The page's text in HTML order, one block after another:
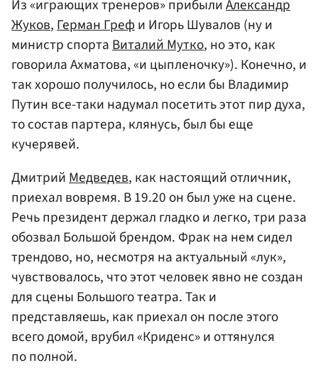
Из «играющих тренеров» прибылиАлександр
Жуков,Герман Грефи Игорь Шувалов (ну и
министр спортаВиталий Мутко, но это, как
говорила Ахматова, «и цыпленочку»). Конечно, и
так хорошо получилось, но если бы Владимир
Путин все-таки надумал посетить этот пир духа,
то состав партера, клянусь, был бы еще
кучерявей.
ДмитрийМедведев, как настоящий отличник,
приехал вовремя. В 19.20 он был уже на сцене.
Речь президент держал гладко и легко, три раза
обозвал Большой брендом. Фрак на нем сидел
трендово, но, несмотря на актуальный «лук»,
чувствовалось, что этот человек явно не создан
для сцены Большого театра. Так и
представляешь, как приехал он после этого
всего домой, врубил «Криденс» и оттянулся
по полной.